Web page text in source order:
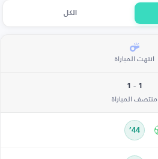
الكل
انتهت المباراة
1 - 1
منتصف المباراة
44’